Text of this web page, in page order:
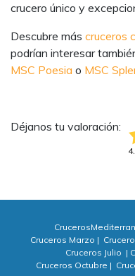
crucero único y
Descubre más cruceros
podrían interesar
MSC Poesia o MSC
Déjanos tu valoración:
Cruceros Marzo |
Cruceros Julio |
Cruceros Octubre |